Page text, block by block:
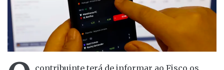
contribuinte terá de informar ao Fisco os